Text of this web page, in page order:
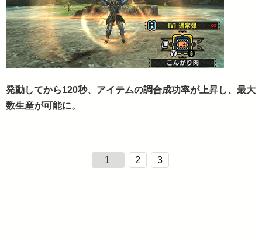
発動してから120秒、アイテムの調合成功率が上昇し、最大
数生産が可能に。
1 2 3